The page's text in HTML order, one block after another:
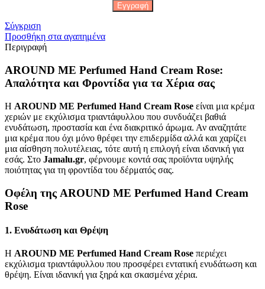
Σύγκριση
Προσθήκη στα αγαπημένα
Περιγραφή
AROUND ME Perfumed Hand Cream Rose:
Απαλότητα και Φροντίδα για τα Χέρια σας
Η AROUND ME Perfumed Hand Cream Rose είναι μια κρέμα
χεριών με εκχύλισμα τριαντάφυλλου που συνδυάζει βαθιά
ενυδάτωση, προστασία και ένα διακριτικό άρωμα. Αν αναζητάτε
μια κρέμα που όχι μόνο θρέφει την επιδερμίδα αλλά και χαρίζει
μια αίσθηση πολυτέλειας, τότε αυτή η επιλογή είναι ιδανική για
εσάς. Στο Jamalu.gr, φέρνουμε κοντά σας προϊόντα υψηλής
ποιότητας για τη φροντίδα του δέρματός σας.
Οφέλη της AROUND ME Perfumed Hand Cream
Rose
1. Ενυδάτωση και Θρέψη
Η AROUND ME Perfumed Hand Cream Rose περιέχει
εκχύλισμα τριαντάφυλλου που προσφέρει εντατική ενυδάτωση και
θρέψη. Είναι ιδανική για ξηρά και σκασμένα χέρια.